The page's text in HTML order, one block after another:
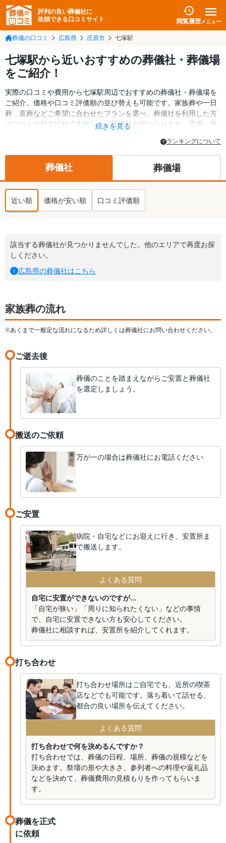
評判の良い葬儀社に
依頼できる口コミサイト
閲覧履歴メニュー
葬儀の口コミ 広島県 庄原市 七塚駅
七塚駅から近いおすすめの葬儀社・葬儀場
をご紹介！
実際の口コミや費用から七塚駅周辺でおすすめの葬儀社・葬儀場を
ご紹介。価格や口コミ評価順の並び替えも可能です。家族葬や一日
葬、直葬などご希望に合わせたプランを選べ、葬儀社を利用した方
の口コミや料金比較で失敗しない葬儀社が見つかります。斎場・葬
も掲載しています。24時間の相談受付で深夜・早朝でも対応可能で
す。
続きを見る
ランキングについて
葬儀社 葬儀場
近い順 価格が安い順 口コミ評価順
該当する葬儀社が見つかりませんでした。他のエリアで再度お探
しください。
広島県の葬儀社はこちら
家族葬の流れ
※あくまで一般定な流れになるため詳しくは葬儀社にお問い合わせください。
ご逝去後
葬儀のことを踏まえながらご安置と葬儀社
を選定しましょう。
搬送のご依頼
万が一の場合は葬儀社にお電話ください
ご安置
病院・自宅などにお迎えに行き、安置所ま
で搬送します。
よくある質問
自宅に安置ができないのですが...
「自宅が狭い」「周りに知られたくない」などの事情
で、自宅に安置できない方も安心してください。
葬儀社に相談すれば、安置所を紹介してくれます。
打ち合わせ
打ち合わせ場所はご自宅でも、近所の喫茶
店などでも可能です。落ち着いて話せる、
都合の良い場所を伝えてください。
よくある質問
打ち合わせで何を決めるんですか？
打ち合わせでは、葬儀の日程、場所、葬儀の規模などを
決めます。祭壇の形や大きさ、参列者への料理や返礼品
などを決めて、葬儀費用の見積もりを作ってもらいま
す。
葬儀を正式
に依頼